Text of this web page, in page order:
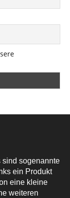
sind sogenannte
ein Produkt
eine kleine
weiteren